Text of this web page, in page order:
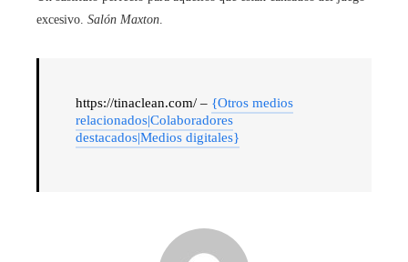
excesivo. Salón Maxton
https://tinaclean.com/ – {Otros medios
relacionados|Colaboradores
destacados|Medios digitales}